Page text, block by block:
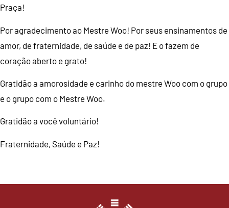
Praça!
Por agradecimento ao Mestre Woo! Por seus ensinamentos de
amor, de fraternidade, de saúde e de paz! E o fazem de
coração aberto e grato!
Gratidão a amorosidade e carinho do mestre Woo com o grupo
e o grupo com o Mestre Woo.
Gratidão a você voluntário!
Fraternidade, Saúde e Paz!